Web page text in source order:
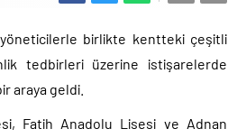
birlikte kentteki çeşitli
tedbirleri üzerine istişarelerde
araya geldi.
Fatih Anadolu Lisesi ve Adnan